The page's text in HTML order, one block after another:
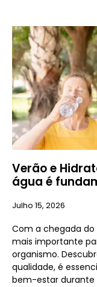
Verão e
água é
Julho 15, 2026
Com a chegada
mais importante
organismo.
qualidade, é
bem-estar durante